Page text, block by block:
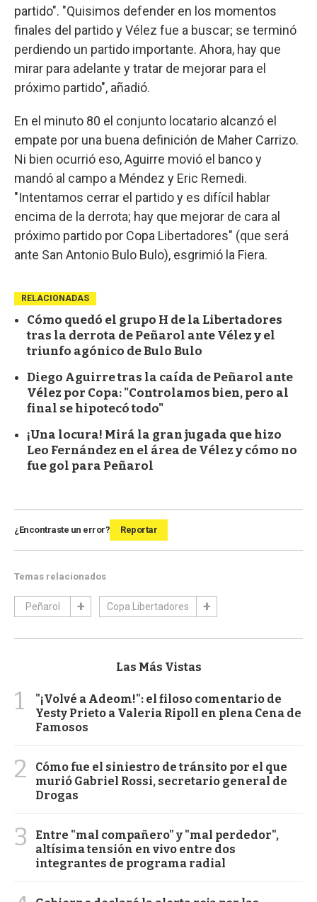
partido". "Quisimos defender en los momentos
finales del partido y Vélez fue a buscar; se terminó
perdiendo un partido importante. Ahora, hay que
mirar para adelante y tratar de mejorar para el
próximo partido", añadió.
En el minuto 80 el conjunto locatario alcanzó el
empate por una buena definición de Maher Carrizo.
Ni bien ocurrió eso, Aguirre movió el banco y
mandó al campo a Méndez y Eric Remedi.
"Intentamos cerrar el partido y es difícil hablar
encima de la derrota; hay que mejorar de cara al
próximo partido por Copa Libertadores" (que será
ante San Antonio Bulo Bulo), esgrimió la Fiera.
RELACIONADAS
Cómo quedó el grupo H de la Libertadores
tras la derrota de Peñarol ante Vélez y el
triunfo agónico de Bulo Bulo
Diego Aguirre tras la caída de Peñarol ante
Vélez por Copa: "Controlamos bien, pero al
final se hipotecó todo"
¡Una locura! Mirá la gran jugada que hizo
Leo Fernández en el área de Vélez y cómo no
fue gol para Peñarol
¿Encontraste un error? Reportar
Temas relacionados
Peñarol Copa Libertadores
Las Más Vistas
1
"¡Volvé a Adeom!": el filoso comentario de
Yesty Prieto a Valeria Ripoll en plena Cena de
Famosos
2
Cómo fue el siniestro de tránsito por el que
murió Gabriel Rossi, secretario general de
Drogas
3
Entre "mal compañero" y "mal perdedor",
altísima tensión en vivo entre dos
integrantes de programa radial